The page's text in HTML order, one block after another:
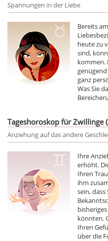
Spannungen in der Liebe
Bereits
heute zu
sind,
kommen.
ganz
Was Sie
Tageshoroskop für Zwillinge
Anziehung auf das andere
Ihre
erhöht.
Ihren
ihm
sein,
könnten.
Ihren
über die